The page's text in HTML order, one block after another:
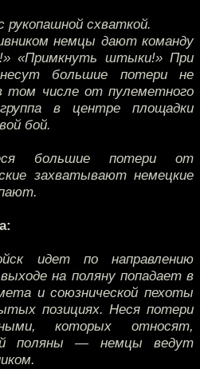
рукопашной схваткой.
немцы дают команду
«Примкнуть штыки!» При
большие потери не
том числе от пулеметного
в центре площадки
бой.
большие потери от
захватывают немецкие
идет по направлению
на поляну попадает в
и союзнической пехоты
позициях. Неся потери
которых относят,
поляны — немцы ведут